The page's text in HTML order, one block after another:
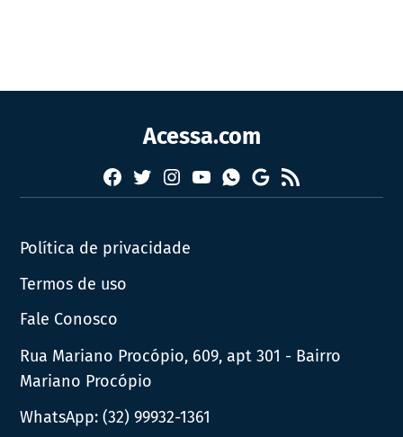
Acessa.com
Facebook
TwitterInstagram
YouTubeWhatsapp
Google
News
RSS
Política de privacidade
Termos de uso
Fale Conosco
Rua Mariano Procópio, 609, apt 301 - Bairro
Mariano Procópio
WhatsApp:(32) 99932-1361